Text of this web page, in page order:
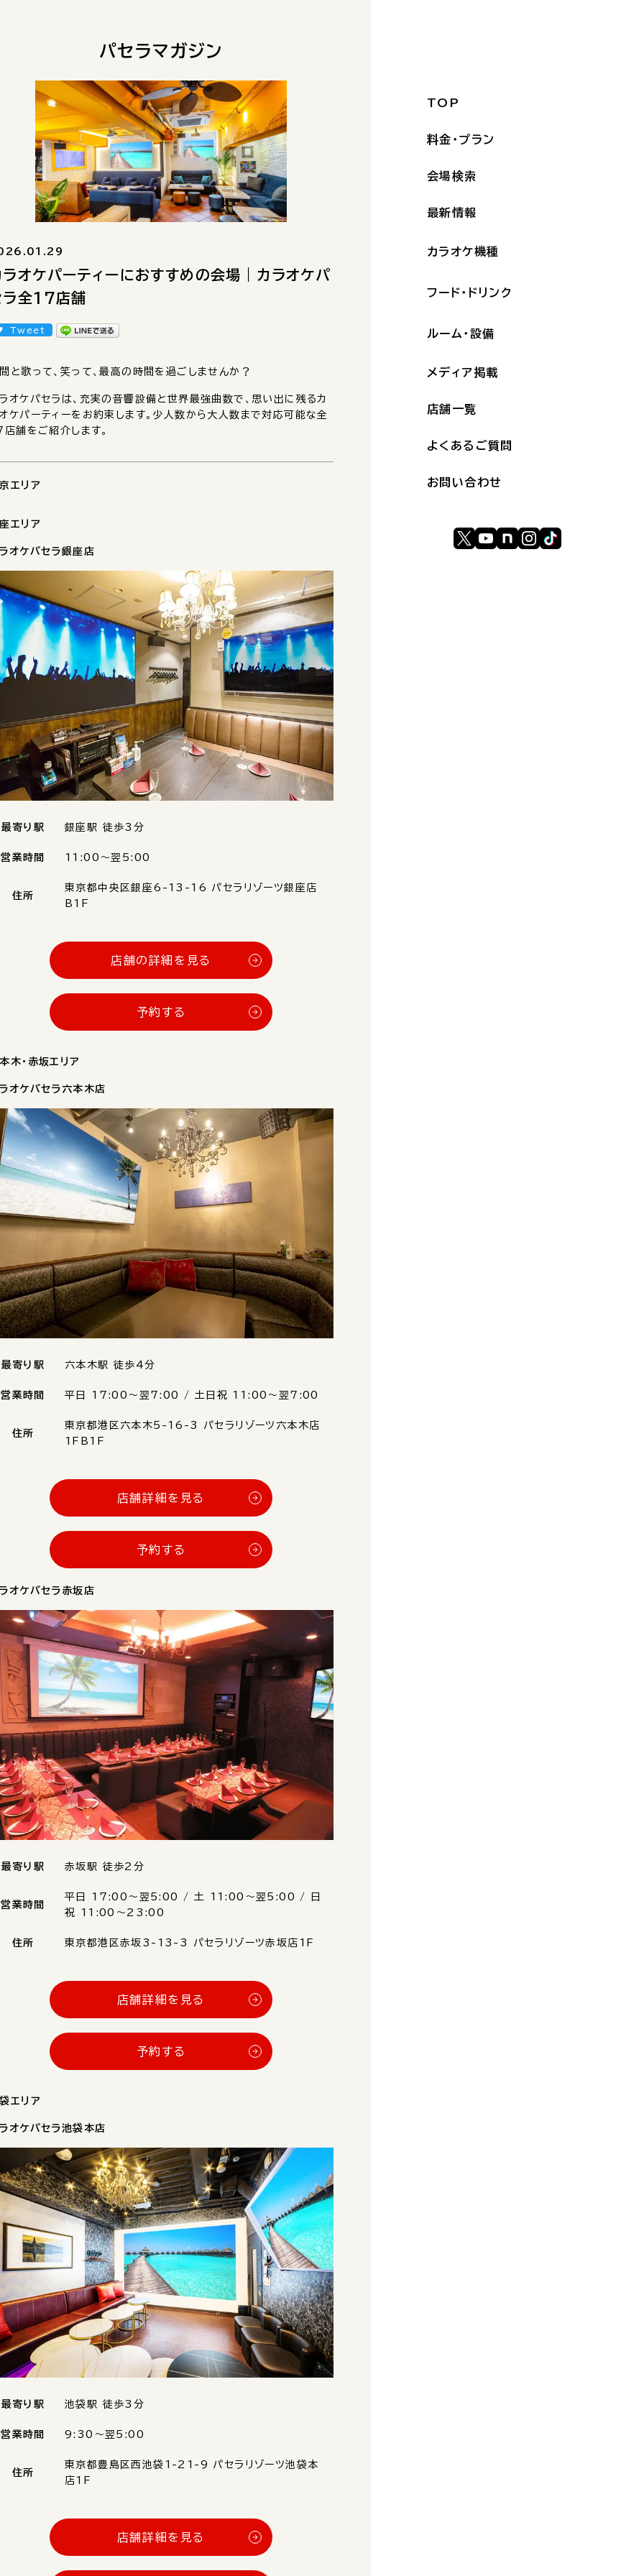
TOP
料金・プラン
会場検索
最新情報
カラオケ機種
フード・ドリンク
ルーム・設備
メディア掲載
店舗一覧
よくあるご質問
お問い合わせ
パセラマガジン
ラオケパーティーにおすすめの会場｜カラオケパ
ラ全17店舗
Tweet
と歌って、笑って、最高の時間を過ごしませんか？
オケパセラは、充実の音響設備と世界最強曲数で、思い出に残るカ
ケパーティーをお約束します。少人数から大人数まで対応可能な全
舗をご紹介します。
エリア
エリア
オケパセラ銀座店
最寄り駅 銀座駅 徒歩3分
営業時間 11:00〜翌5:00
住所
東京都中央区銀座6-13-16 パセラリゾーツ銀座店
B1F
店舗の詳細を見る
予約する
木・赤坂エリア
オケパセラ六本木店
最寄り駅 六本木駅 徒歩4分
営業時間 平日 17:00〜翌7:00 / 土日祝 11:00〜翌7:00
住所
東京都港区六本木5-16-3 パセラリゾーツ六本木店
1FB1F
店舗詳細を見る
予約する
オケパセラ赤坂店
最寄り駅 赤坂駅 徒歩2分
営業時間
平日 17:00〜翌5:00 / 土 11:00〜翌5:00 / 日
祝 11:00〜23:00
住所 東京都港区赤坂3-13-3 パセラリゾーツ赤坂店1F
店舗詳細を見る
予約する
エリア
オケパセラ池袋本店
最寄り駅 池袋駅 徒歩3分
営業時間 9:30〜翌5:00
住所
東京都豊島区西池袋1-21-9 パセラリゾーツ池袋本
店1F
店舗詳細を見る